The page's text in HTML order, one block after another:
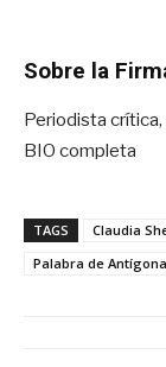
Sobre la
Periodista
BIO completa
TAGS Claudia
Palabra de Antígona